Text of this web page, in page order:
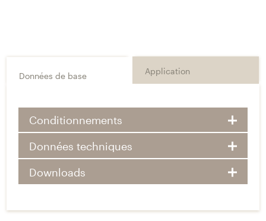
Données de base Application
Conditionnements
Données techniques
Downloads